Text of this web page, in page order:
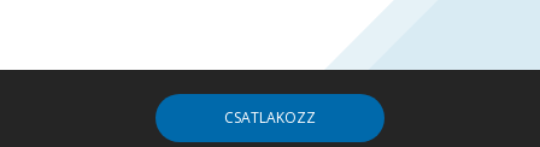
CSATLAKOZZ